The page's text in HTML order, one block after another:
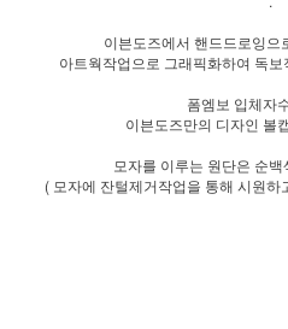
이븐도즈에서 핸드드로잉으
아트웍작업으로 그래픽화하여 독
폼엠보 입체자
이븐도즈만의 디자인 볼
모자를 이루는 원단은 순
( 모자에 잔털제거작업을 통해 시원